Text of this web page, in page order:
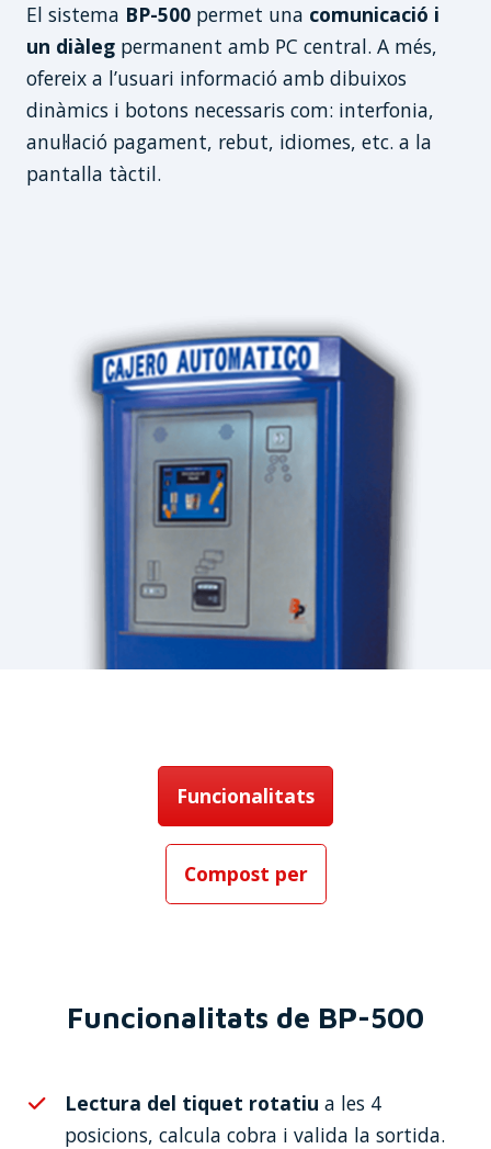
El sistema BP-500 permet una comunicació i
un diàleg permanent amb PC central. A més,
ofereix a l’usuari informació amb dibuixos
dinàmics i botons necessaris com: interfonia,
anul·lació pagament, rebut, idiomes, etc. a la
pantalla tàctil.
Funcionalitats
Compost per
Funcionalitats de BP-500
Lectura del tiquet rotatiu a les 4
posicions, calcula cobra i valida la sortida.